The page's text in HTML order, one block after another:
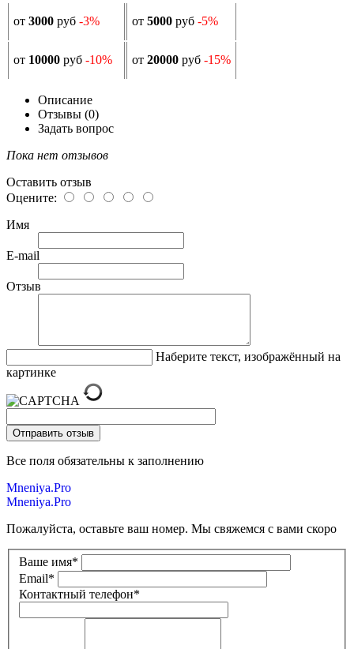
от 3000 руб -3% от 5000 руб -5%
от 10000 руб -10% от 20000 руб -15%
Описание
Отзывы (0)
Задать вопрос
Пока нет отзывов
Оставить отзыв
Оцените:
Имя
E-mail
Отзыв
Наберите текст, изображённый на
картинке
Все поля обязательны к заполнению
Mneniya.Pro
Mneniya.Pro
Пожалуйста, оставьте ваш номер. Мы свяжемся с вами скоро
Ваше имя*
Email*
Контактный телефон*